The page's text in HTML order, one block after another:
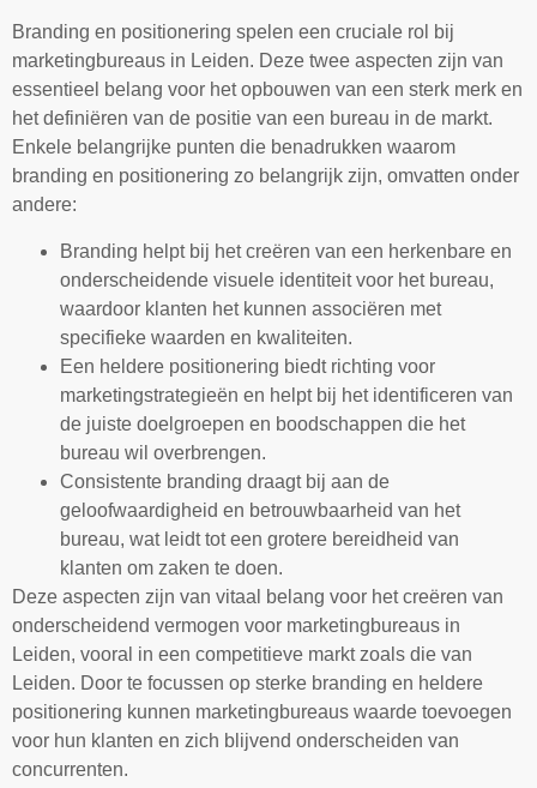
Branding en positionering spelen een cruciale rol bij
marketingbureaus in Leiden. Deze twee aspecten zijn van
essentieel belang voor het opbouwen van een sterk merk en
het definiëren van de positie van een bureau in de markt.
Enkele belangrijke punten die benadrukken waarom
branding en positionering zo belangrijk zijn, omvatten onder
andere:
Branding helpt bij het creëren van een herkenbare en
onderscheidende visuele identiteit voor het bureau,
waardoor klanten het kunnen associëren met
specifieke waarden en kwaliteiten.
Een heldere positionering biedt richting voor
marketingstrategieën en helpt bij het identificeren van
de juiste doelgroepen en boodschappen die het
bureau wil overbrengen.
Consistente branding draagt bij aan de
geloofwaardigheid en betrouwbaarheid van het
bureau, wat leidt tot een grotere bereidheid van
klanten om zaken te doen.
Deze aspecten zijn van vitaal belang voor het creëren van
onderscheidend vermogen voor marketingbureaus in
Leiden, vooral in een competitieve markt zoals die van
Leiden. Door te focussen op sterke branding en heldere
positionering kunnen marketingbureaus waarde toevoegen
voor hun klanten en zich blijvend onderscheiden van
concurrenten.